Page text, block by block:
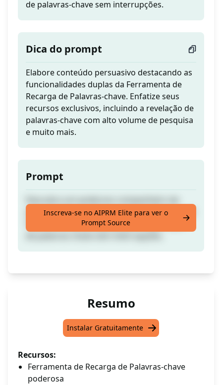
de palavras-chave sem interrupções.
Dica do prompt
Elabore conteúdo persuasivo destacando as
funcionalidades duplas da Ferramenta de
Recarga de Palavras-chave. Enfatize seus
recursos exclusivos, incluindo a revelação de
palavras-chave com alto volume de pesquisa
e muito mais.
Prompt
palavras-chave na Ferramenta de Recarga de
Palavras-chave, projetada para exploração
Inscreva-se no AIPRM Elite para ver o
Prompt Source
Resumo
Instalar Gratuitamente
Recursos:
Ferramenta de Recarga de Palavras-chave
poderosa